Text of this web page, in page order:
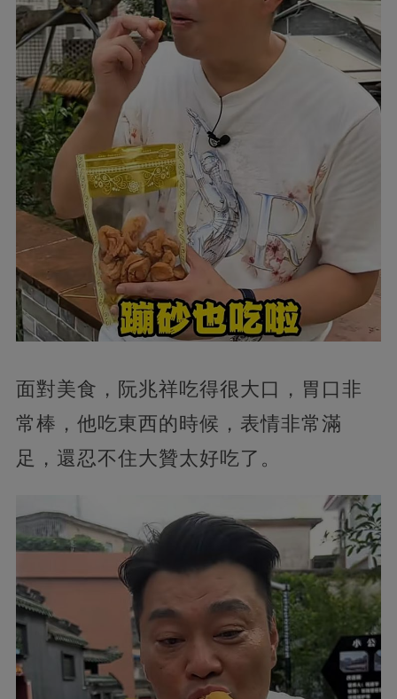
面對美食，阮兆祥吃得很大口，胃口非
常棒，他吃東西的時候，表情非常滿
足，還忍不住大贊太好吃了。